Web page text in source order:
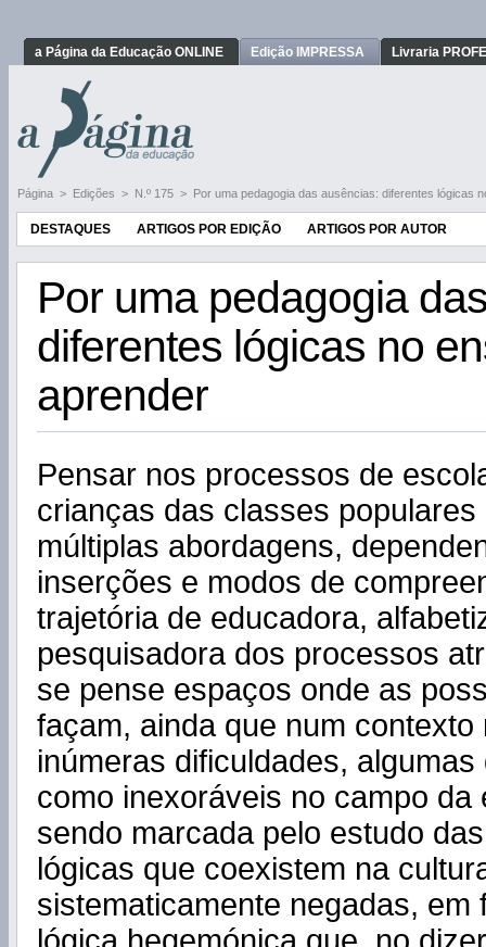
a Página da Educação ONLINE Edição IMPRESSA Livraria
Página > Edições > N.º 175 > Por uma pedagogia das ausências: diferentes lógicas
DESTAQUES ARTIGOS POR EDIÇÃO ARTIGOS POR AUTOR
Por uma pedagogia
diferentes lógicas no
aprender
Pensar nos processos de
crianças das classes populares
múltiplas abordagens,
inserções e modos de
trajetória de educadora,
pesquisadora dos processos
se pense espaços onde as
façam, ainda que num contexto
inúmeras dificuldades,
como inexoráveis no campo da
sendo marcada pelo estudo
lógicas que coexistem na
sistematicamente negadas, em